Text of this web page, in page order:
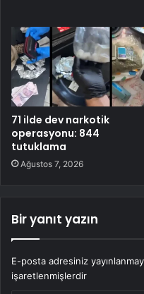
71 ilde dev narkotik
operasyonu: 844
tutuklama
Ağustos 7, 2026
Bir yanıt yazın
E-posta adresiniz
işaretlenmişlerdir